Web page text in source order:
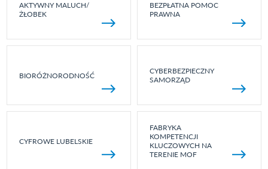
AKTYWNY MALUCH/
ŻŁOBEK
BEZPŁATNA POMOC
PRAWNA
BIORÓŻNORODNOŚĆ
CYBERBEZPIECZNY
SAMORZĄD
CYFROWE LUBELSKIE
FABRYKA
KOMPETENCJI
KLUCZOWYCH NA
TERENIE MOF